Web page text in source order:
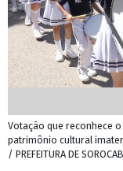
Votação que reconhece
patrimônio cultural
/ PREFEITURA DE